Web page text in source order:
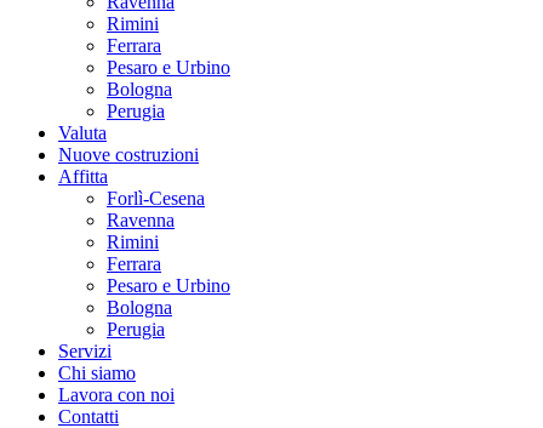
Rimini
Ferrara
Pesaro e Urbino
Bologna
Perugia
Valuta
Nuove costruzioni
Affitta
Forlì-Cesena
Ravenna
Rimini
Ferrara
Pesaro e Urbino
Bologna
Perugia
Servizi
Chi siamo
Lavora con noi
Contatti